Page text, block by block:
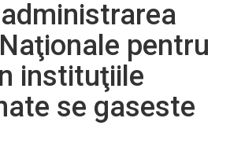
pentru
instituţiile
se gaseste